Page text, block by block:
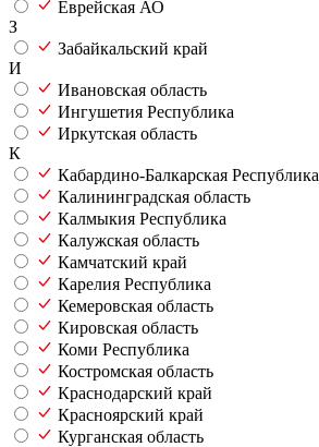
Еврейская АО
З
Забайкальский край
И
Ивановская область
Ингушетия Республика
Иркутская область
К
Кабардино-Балкарская Республика
Калининградская область
Калмыкия Республика
Калужская область
Камчатский край
Карелия Республика
Кемеровская область
Кировская область
Коми Республика
Костромская область
Краснодарский край
Красноярский край
Курганская область